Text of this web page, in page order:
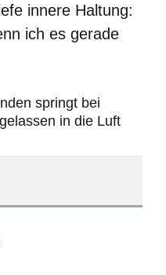
innere Haltung:
ich es gerade